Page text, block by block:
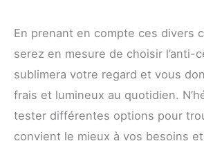
En prenant en compte ces divers
serez en mesure de choisir l’anti-
sublimera votre regard et vous
frais et lumineux au quotidien.
tester différentes options pour
convient le mieux à vos besoins